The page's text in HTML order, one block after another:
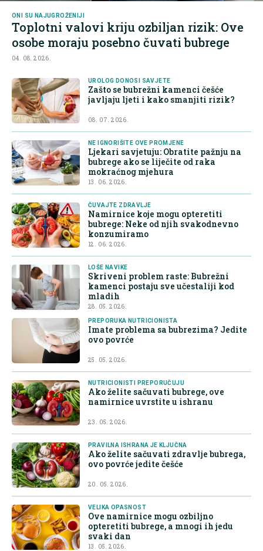
ONI SU NAJUGROŽENIJI
Toplotni valovi kriju ozbiljan rizik: Ove
osobe moraju posebno čuvati bubrege
04. 08. 2026.
UROLOG DONOSI SAVJETE
Zašto se bubrežni kamenci češće
javljaju ljeti i kako smanjiti rizik?
08. 07. 2026.
NE IGNORIŠITE OVE PROMJENE
Ljekari savjetuju: Obratite pažnju na
bubrege ako se liječite od raka
mokraćnog mjehura
13. 06. 2026.
ČUVAJTE ZDRAVLJE
Namirnice koje mogu opteretiti
bubrege: Neke od njih svakodnevno
konzumiramo
12. 06. 2026.
LOŠE NAVIKE
Skriveni problem raste: Bubrežni
kamenci postaju sve učestaliji kod
mladih
28. 05. 2026.
PREPORUKA NUTRICIONISTA
Imate problema sa bubrezima? Jedite
ovo povrće
25. 05. 2026.
NUTRICIONISTI PREPORUČUJU
Ako želite sačuvati bubrege, ove
namirnice uvrstite u ishranu
23. 05. 2026.
PRAVILNA ISHRANA JE KLJUČNA
Ako želite sačuvati zdravlje bubrega,
ovo povrće jedite češće
20. 05. 2026.
VELIKA OPASNOST
Ove namirnice mogu ozbiljno
opteretiti bubrege, a mnogi ih jedu
svaki dan
13. 05. 2026.